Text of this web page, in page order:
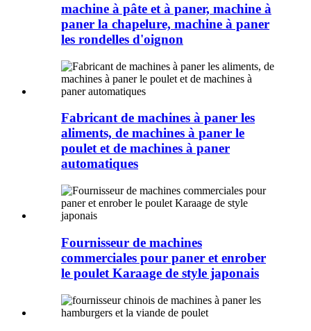
machine à pâte et à paner, machine à
paner la chapelure, machine à paner
les rondelles d'oignon
Fabricant de machines à paner les
aliments, de machines à paner le
poulet et de machines à paner
automatiques
Fournisseur de machines
commerciales pour paner et enrober
le poulet Karaage de style japonais